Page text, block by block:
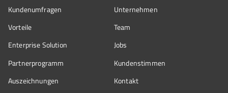
Kundenumfragen
Vorteile
Enterprise Solution
Partnerprogramm
Auszeichnungen
Unternehmen
Team
Jobs
Kundenstimmen
Kontakt